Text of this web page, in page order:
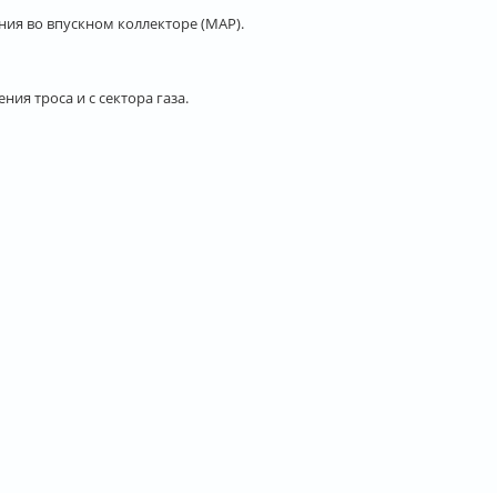
во впускном коллекторе (MAP).
троса и с сектора газа.